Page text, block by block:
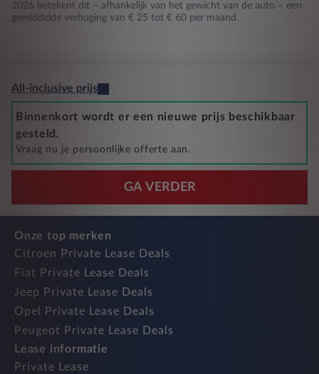
2026 betekent dit – afhankelijk van het gewicht van de auto – een
gemiddelde verhoging van € 25 tot € 60 per maand.
All-inclusive prijs
Binnenkort wordt er een nieuwe prijs beschikbaar
gesteld.
Vraag nu je persoonlijke offerte aan.
GA VERDER
Onze top merken
Citroen Private Lease Deals
Fiat Private Lease Deals
Jeep Private Lease Deals
Opel Private Lease Deals
Peugeot Private Lease Deals
Lease informatie
Private Lease